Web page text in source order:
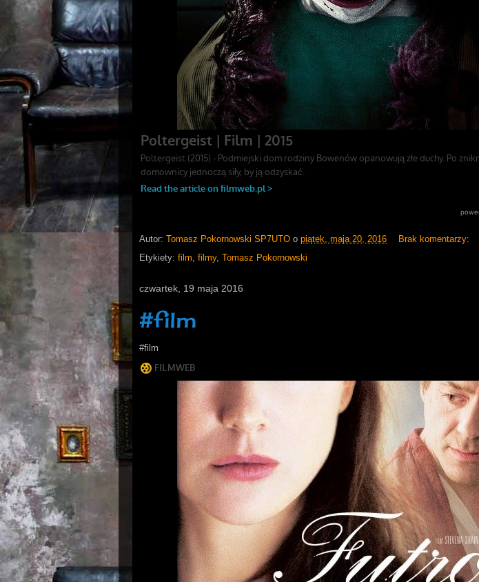
Autor: Tomasz Pokornowski SP7UTO o piątek, maja 20, 2016
Brak komentarzy:
Etykiety: film, filmy, Tomasz Pokornowski
czwartek, 19 maja 2016
#film
#film